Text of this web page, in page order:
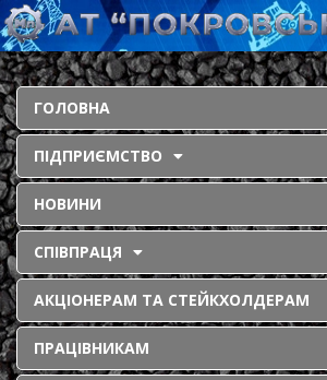
ГОЛОВНА
ПІДПРИЄМСТВО
НОВИНИ
СПІВПРАЦЯ
АКЦІОНЕРАМ ТА СТЕЙКХОЛДЕРАМ
ПРАЦІВНИКАМ